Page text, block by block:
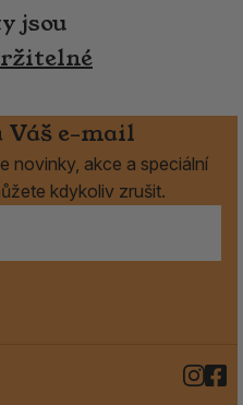
jsou
Váš e-mail
novinky, akce a speciální
kdykoliv zrušit.